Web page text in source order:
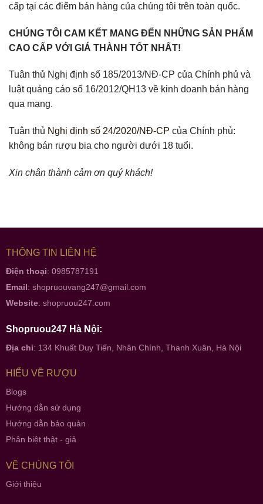
cấp tại các điểm bán hàng của chúng tôi trên toàn quốc.
CHÚNG TÔI CAM KẾT MANG ĐẾN NHỮNG SẢN PHẨM
CAO CẤP VỚI GIÁ THÀNH TỐT NHẤT!
Tuân thủ Nghị định số 185/2013/NĐ-CP của Chính phủ và
luật quảng cáo số 16/2012/QH13 về kinh doanh bán hàng
qua mạng.
Tuân thủ Nghị định số 24/2020/NĐ-CP của Chính phủ:
không bán rượu bia cho người dưới 18 tuổi.
Xin chân thành cảm ơn quý khách!
THÔNG TIN LIÊN HỆ
Điện thoại: 0985787191
Email: shopruouvang247@gmail.com
Website: shopruou247.com
Shopruou247 Hà Nội:
Địa chỉ: 134 Khuất Duy Tiến, Nhân Chính, Thanh Xuân, Hà Nội
HIỂU VỀ RƯỢU
Blogs
Hướng dẫn sử dụng
Hướng dẫn bảo quản
Phân biệt thật - giả
VỀ CHÚNG TÔI
Giới thiệu